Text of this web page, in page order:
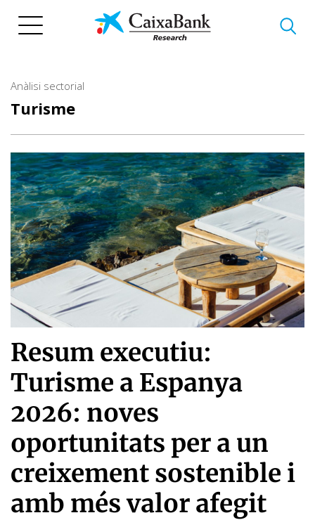
Anàlisi sectorial
Turisme
Resum executiu:
Turisme a Espanya
2026: noves
oportunitats per a un
creixement sostenible i
amb més valor afegit